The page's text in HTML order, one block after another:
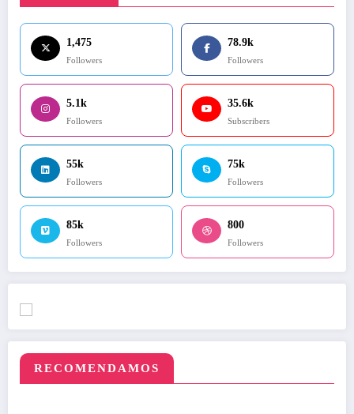
1,475
Followers
78.9k
Followers
5.1k
Followers
35.6k
Subscribers
55k
Followers
75k
Followers
85k
Followers
800
Followers
RECOMENDAMOS